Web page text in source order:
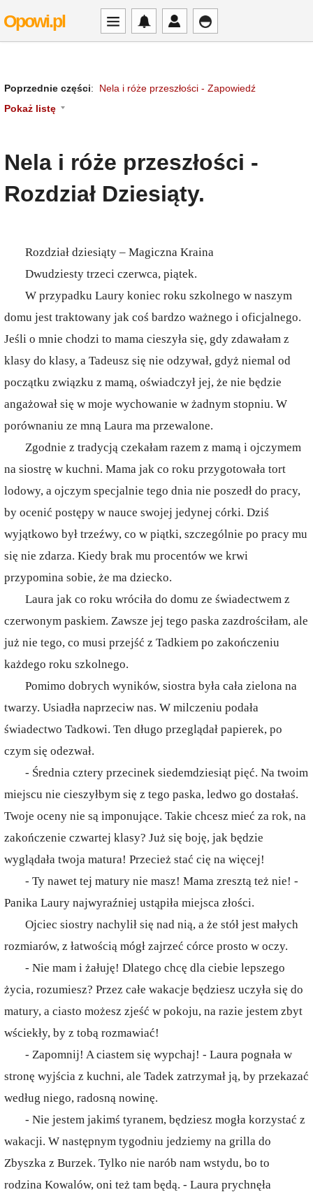
Opowi.pl
Poprzednie części: Nela i róże przeszłości - Zapowiedź
Pokaż listę
Nela i róże przeszłości -
Rozdział Dziesiąty.
Rozdział dziesiąty – Magiczna Kraina
Dwudziesty trzeci czerwca, piątek.
W przypadku Laury koniec roku szkolnego w naszym
domu jest traktowany jak coś bardzo ważnego i oficjalnego.
Jeśli o mnie chodzi to mama cieszyła się, gdy zdawałam z
klasy do klasy, a Tadeusz się nie odzywał, gdyż niemal od
początku związku z mamą, oświadczył jej, że nie będzie
angażował się w moje wychowanie w żadnym stopniu. W
porównaniu ze mną Laura ma przewalone.
Zgodnie z tradycją czekałam razem z mamą i ojczymem
na siostrę w kuchni. Mama jak co roku przygotowała tort
lodowy, a ojczym specjalnie tego dnia nie poszedł do pracy,
by ocenić postępy w nauce swojej jedynej córki. Dziś
wyjątkowo był trzeźwy, co w piątki, szczególnie po pracy mu
się nie zdarza. Kiedy brak mu procentów we krwi
przypomina sobie, że ma dziecko.
Laura jak co roku wróciła do domu ze świadectwem z
czerwonym paskiem. Zawsze jej tego paska zazdrościłam, ale
już nie tego, co musi przejść z Tadkiem po zakończeniu
każdego roku szkolnego.
Pomimo dobrych wyników, siostra była cała zielona na
twarzy. Usiadła naprzeciw nas. W milczeniu podała
świadectwo Tadkowi. Ten długo przeglądał papierek, po
czym się odezwał.
- Średnia cztery przecinek siedemdziesiąt pięć. Na twoim
miejscu nie cieszyłbym się z tego paska, ledwo go dostałaś.
Twoje oceny nie są imponujące. Takie chcesz mieć za rok, na
zakończenie czwartej klasy? Już się boję, jak będzie
wyglądała twoja matura! Przecież stać cię na więcej!
- Ty nawet tej matury nie masz! Mama zresztą też nie! -
Panika Laury najwyraźniej ustąpiła miejsca złości.
Ojciec siostry nachylił się nad nią, a że stół jest małych
rozmiarów, z łatwością mógł zajrzeć córce prosto w oczy.
- Nie mam i żałuję! Dlatego chcę dla ciebie lepszego
życia, rozumiesz? Przez całe wakacje będziesz uczyła się do
matury, a ciasto możesz zjeść w pokoju, na razie jestem zbyt
wściekły, by z tobą rozmawiać!
- Zapomnij! A ciastem się wypchaj! - Laura pognała w
stronę wyjścia z kuchni, ale Tadek zatrzymał ją, by przekazać
według niego, radosną nowinę.
- Nie jestem jakimś tyranem, będziesz mogła korzystać z
wakacji. W następnym tygodniu jedziemy na grilla do
Zbyszka z Burzek. Tylko nie narób nam wstydu, bo to
rodzina Kowalów, oni też tam będą. - Laura prychnęła